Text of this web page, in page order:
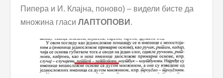
Пипера и И. Клајна, поново) – видели бисте да
множина гласи ЛАПТОПОВИ .